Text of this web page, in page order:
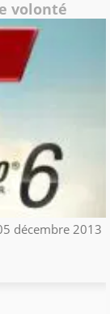
volonté
décembre 2013